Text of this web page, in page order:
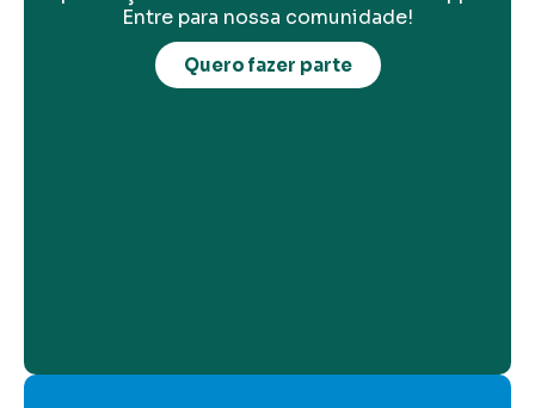
Entre para nossa comunidade!
Quero fazer parte